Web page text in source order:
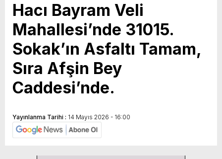
Hacı Bayram Veli
Mahallesi’nde 31015.
Sokak’ın Asfaltı Tamam,
Sıra Afşin Bey
Caddesi’nde.
Yayınlanma Tarihi : 14 Mayıs 2026 - 16:00